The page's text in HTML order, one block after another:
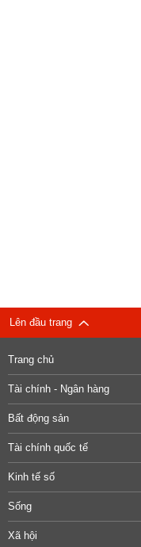
Lên đầu trang
Trang chủ
Tài chính - Ngân hàng
Bất động sản
Tài chính quốc tế
Kinh tế số
Sống
Xã hội